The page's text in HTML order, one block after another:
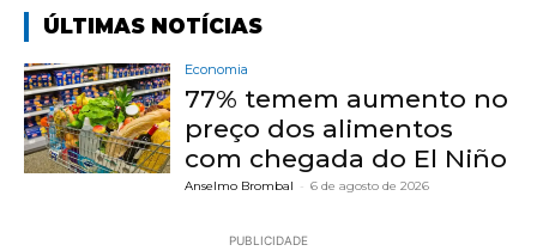
ÚLTIMAS NOTÍCIAS
Economia
77% temem aumento no
preço dos alimentos
com chegada do El Niño
Anselmo Brombal - 6 de agosto de 2026
PUBLICIDADE